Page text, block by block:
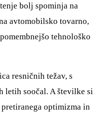
bolj spominja na
avtomobilsko tovarno,
tehnološko
resničnih težav, s
letih soočal. A številke si
optimizma in